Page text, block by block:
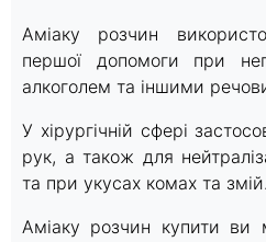
Аміаку розчин
першої допомоги при
алкоголем та іншими
У хірургічній сфері
рук, а також для
та при укусах комах та змій.
Аміаку розчин купити ви